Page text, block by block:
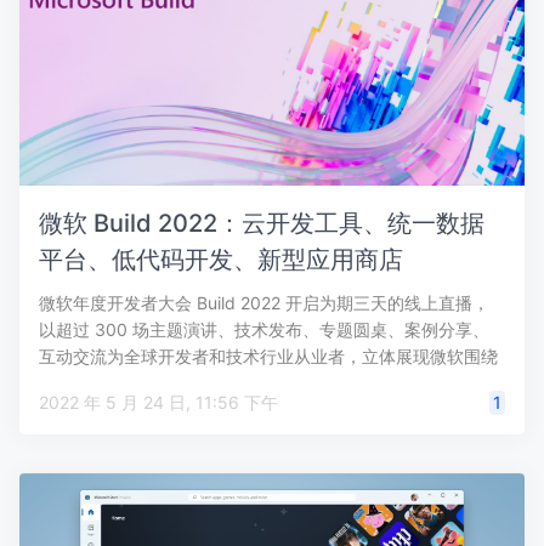
微软 Build 2022：云开发工具、统一数据
平台、低代码开发、新型应用商店
微软年度开发者大会 Build 2022 开启为期三天的线上直播，
以超过 300 场主题演讲、技术发布、专题圆桌、案例分享、
互动交流为全球开发者和技术行业从业者，立体展现微软围绕
2022 年 5 月 24 日, 11:56 下午
1